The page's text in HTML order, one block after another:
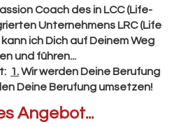
Coach des in LCC (Life-
Unternehmens LRC (Life
ich Dich auf Deinem Weg
und führen...
1.Wir werden Deine Berufung
Deine Berufung umsetzen!
Angebot...